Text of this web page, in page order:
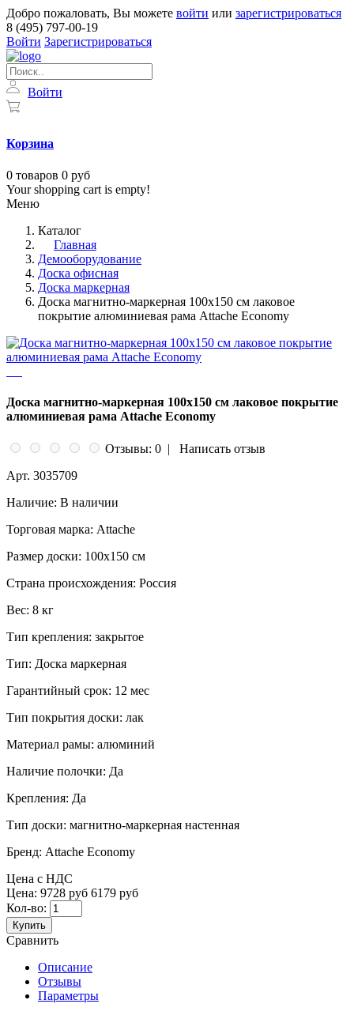
Добро пожаловать, Вы можете войти или зарегистрироваться
8 (495) 797-00-19
Войти Зарегистрироваться
Войти
Корзина
0 товаров 0 руб
Your shopping cart is empty!
Меню
Каталог
Главная
Демооборудование
Доска офисная
Доска маркерная
Доска магнитно-маркерная 100x150 см лаковое
покрытие алюминиевая рама Attache Economy
Доска магнитно-маркерная 100x150 см лаковое покрытие
алюминиевая рама Attache Economy
Отзывы: 0 |
Написать отзыв
Арт. 3035709
Наличие: В наличии
Торговая марка: Attache
Размер доски: 100x150 см
Страна происхождения: Россия
Вес: 8 кг
Тип крепления: закрытое
Тип: Доска маркерная
Гарантийный срок: 12 мес
Тип покрытия доски: лак
Материал рамы: алюминий
Наличие полочки: Да
Крепления: Да
Тип доски: магнитно-маркерная настенная
Бренд: Attache Economy
Цена с НДС
Цена: 9728 руб 6179 руб
Кол-во:
Купить
Сравнить
Описание
Отзывы
Параметры